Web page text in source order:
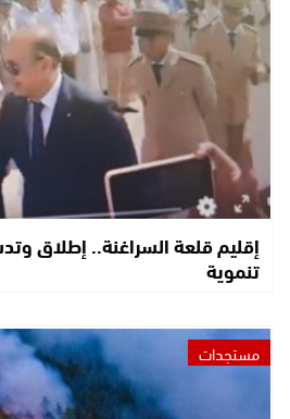
إقليم قلعة السراغنة.. إطلاق
تنموية
مستجدات